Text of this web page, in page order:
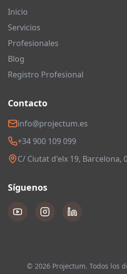
Inicio
Servicios
Profesionales
Blog
Registro Profesional
Contacto
info@projectum.es
+34 900 109 099
C/ Ciutat d'elx 19, Barcelona,
Síguenos
© 2026 Projectum. Todos los